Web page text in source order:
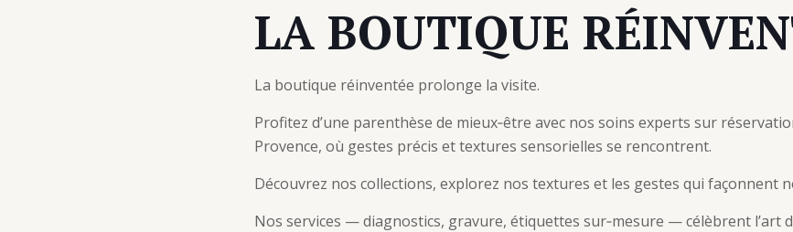
LA BOUTIQUE
La boutique réinventée prolonge la visite.
Profitez d’une parenthèse de mieux‑être avec nos soins experts sur
Provence, où gestes précis et textures sensorielles se rencontrent.
Découvrez nos collections, explorez nos textures et les gestes qui façonnent
Nos services — diagnostics, gravure, étiquettes sur‑mesure — célèbrent l’art